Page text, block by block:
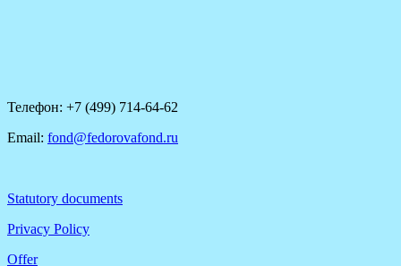
Телефон: +7 (499) 714-64-62
Email: fond@fedorovafond.ru
Statutory documents
Privacy Policy
Offer